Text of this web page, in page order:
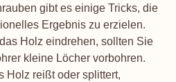
gibt es einige Tricks, die
Ergebnis zu erzielen.
Holz eindrehen, sollten Sie
kleine Löcher vorbohren.
Holz reißt oder splittert,